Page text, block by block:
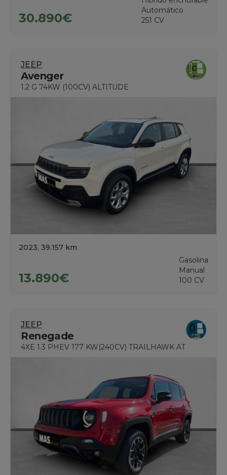
30.890€
Automático
251 CV
JEEP
Avenger
1.2 G 74KW (100CV) ALTITUDE
2023, 39.157 km
13.890€
Gasolina
Manual
100 CV
JEEP
Renegade
4XE 1.3 PHEV 177 KW(240CV) TRAILHAWK AT